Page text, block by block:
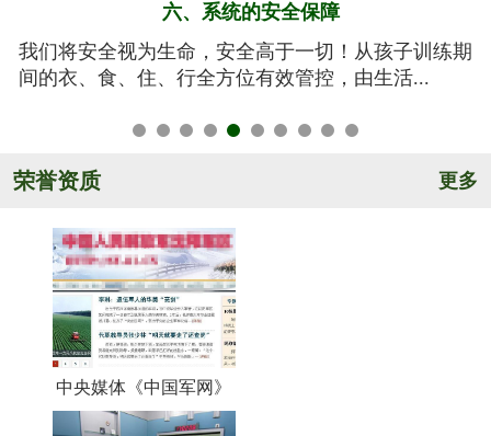
五、规范的军训基地
亮剑军事夏令营的训练基地训练设施设备齐全，军事
氛围浓厚，后勤保障完善，管理规范安全，纪...
荣誉资质 更多
中央媒体《中国军网》